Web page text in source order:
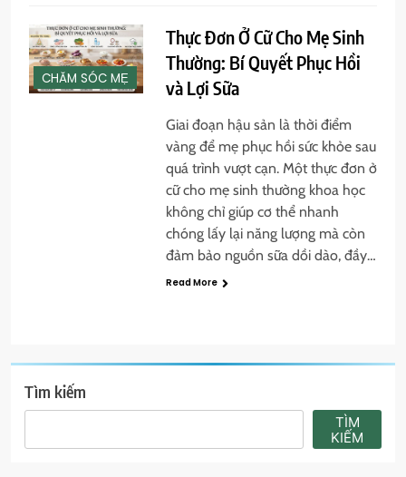
CHĂM SÓC MẸ
Thực Đơn Ở Cữ Cho Mẹ Sinh
Thường: Bí Quyết Phục Hồi
và Lợi Sữa
Giai đoạn hậu sản là thời điểm
vàng để mẹ phục hồi sức khỏe sau
quá trình vượt cạn. Một thực đơn ở
cữ cho mẹ sinh thường khoa học
không chỉ giúp cơ thể nhanh
chóng lấy lại năng lượng mà còn
đảm bảo nguồn sữa dồi dào, đầy…
Read More
Tìm kiếm
TÌM
KIẾM